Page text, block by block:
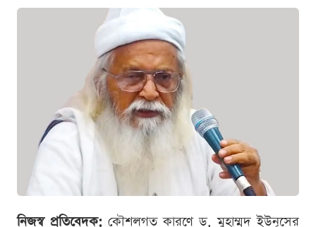
নিজস্ব প্রতিবেদক: কৌশলগত কারণে ড. মুহাম্মদ ইউনূসের